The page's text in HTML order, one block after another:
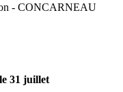
- CONCARNEAU
31 juillet